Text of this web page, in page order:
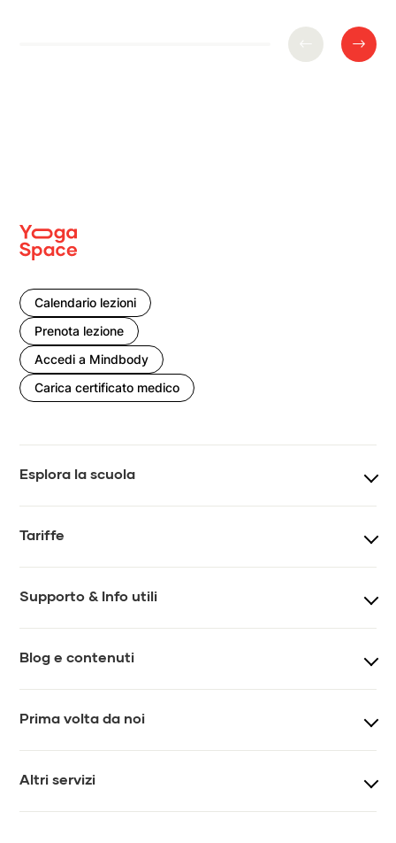
Calendario lezioni
Prenota lezione
Accedi a Mindbody
Carica certificato medico
Esplora la scuola
Eventi e workshop Team
Tariffe
Tesseramento Gift card
Supporto & Info utili
Blog e contenuti
Newsletter Video
Prima volta da noi
Lezioni di prova
Altri servizi